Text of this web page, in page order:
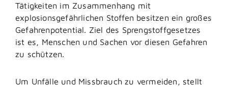
Tätigkeiten im Zusammenhang mit
explosionsgefährlichen Stoffen besitzen ein großes
Gefahrenpotential. Ziel des Sprengstoffgesetzes
ist es, Menschen und Sachen vor diesen Gefahren
zu schützen.
Um Unfälle und Missbrauch zu vermeiden, stellt